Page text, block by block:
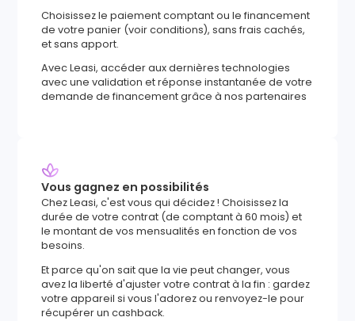
Choisissez le paiement comptant ou le financement
de votre panier (voir conditions), sans frais cachés,
et sans apport.
Avec Leasi, accéder aux dernières technologies
avec une validation et réponse instantanée de votre
demande de financement grâce à nos partenaires
Vous gagnez en possibilités
Chez Leasi, c'est vous qui décidez ! Choisissez la
durée de votre contrat (de comptant à 60 mois) et
le montant de vos mensualités en fonction de vos
besoins.
Et parce qu'on sait que la vie peut changer, vous
avez la liberté d'ajuster votre contrat à la fin : gardez
votre appareil si vous l'adorez ou renvoyez-le pour
récupérer un cashback.